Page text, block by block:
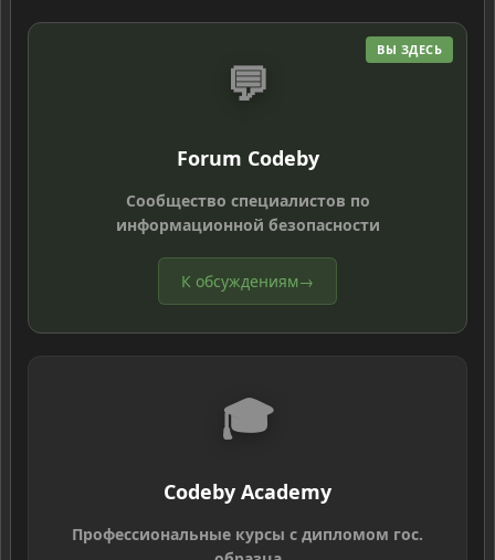
ВЫ ЗДЕСЬ
💬
Forum Codeby
Сообщество специалистов по
информационной безопасности
К обсуждениям→
🎓
Codeby Academy
Профессиональные курсы с дипломом гос.